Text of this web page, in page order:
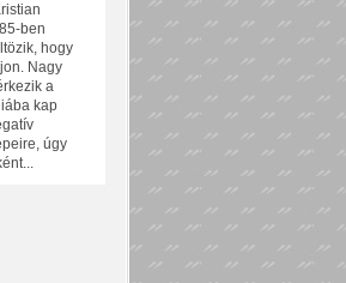
ben
hogy
Nagy
a
kap
úgy